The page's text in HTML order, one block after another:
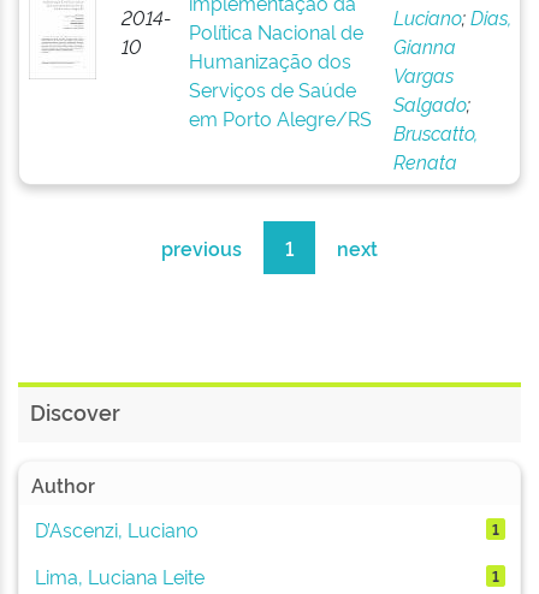
2014-
10
Política Nacional de
Humanização dos
Serviços de Saúde
em Porto Alegre/RS
Luciano;Dias,
Gianna
Vargas
Salgado;
Bruscatto,
Renata
previous 1 next
Discover
Author
D’Ascenzi, Luciano
1
Lima, Luciana Leite 1